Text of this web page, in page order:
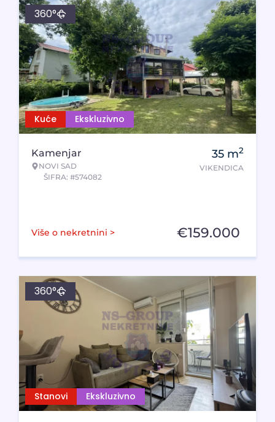
Kuće Ekskluzivno
360°
Kamenjar
NOVI SAD
ŠIFRA: #574082
35 m2
VIKENDICA
Više o nekretnini > €159.000
Stanovi Ekskluzivno
360°